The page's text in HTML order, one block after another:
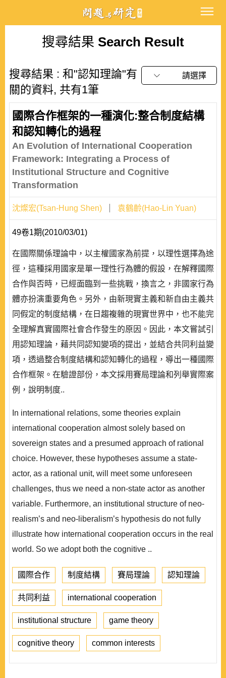
搜尋結果 Search Result
搜尋結果 : 和"認知理論"有
關的資料, 共有1筆
請選擇
國際合作框架的一種演化:整合制度結構
和認知轉化的過程
An Evolution of International Cooperation
Framework: Integrating a Process of
Institutional Structure and Cognitive
Transformation
沈燦宏(Tsan-Hung Shen) 袁鶴齡(Hao-Lin Yuan)
49卷1期(2010/03/01)
在國際關係理論中，以主權國家為前提，以理性選擇為途
徑，這種採用國家是單一理性行為體的假設，在解釋國際
合作與否時，已經面臨到一些挑戰，換言之，非國家行為
體亦扮演重要角色。另外，由新現實主義和新自由主義共
同假定的制度結構，在日趨複雜的現實世界中，也不能完
全理解真實國際社會合作發生的原因。因此，本文嘗試引
用認知理論，藉共同認知變項的提出，並結合共同利益變
項，透過整合制度結構和認知轉化的過程，導出一種國際
合作框架。在驗證部份，本文採用賽局理論和列舉實際案
例，說明制度..
In international relations, some theories explain
international cooperation almost solely based on
sovereign states and a presumed approach of rational
choice. However, these hypotheses assume a state-
actor, as a rational unit, will meet some unforeseen
challenges, thus we need a non-state actor as another
variable. Furthermore, an institutional structure of neo-
realism’s and neo-liberalism’s hypothesis do not fully
illustrate how international cooperation occurs in the real
world. So we adopt both the cognitive ..
國際合作 制度結構 賽局理論 認知理論
共同利益 international cooperation
institutional structure game theory
cognitive theory common interests